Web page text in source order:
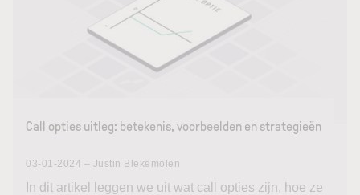
Call opties uitleg: betekenis, voorbeelden en strategieën
03-01-2024 – Justin Blekemolen
In dit artikel leggen we uit wat call opties zijn, hoe ze